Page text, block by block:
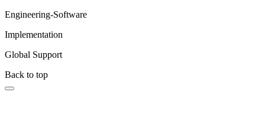
Engineering-Software
Implementation
Global Support
Back to top